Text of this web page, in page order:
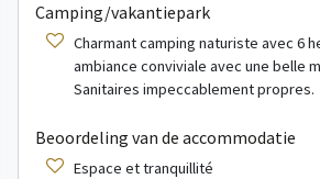
Camping/vakantiepark
Charmant camping naturiste avec 6
ambiance conviviale avec une belle
Sanitaires impeccablement propres.
Beoordeling van de accommodatie
Espace et tranquillité